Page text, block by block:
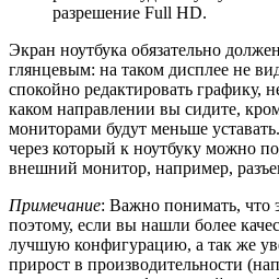
разрешение Full HD.
Экран ноутбука обязательно
глянцевым: на таком дисплее не
спокойно редактировать графику,
каком направлении вы сидите,
мониторами будут меньше
через который к ноутбуку можно
внешний монитор, например,
Примечание: Важно понимать, что
поэтому, если вы нашли более
лучшую конфигурацию, а так же
прирост в производительности